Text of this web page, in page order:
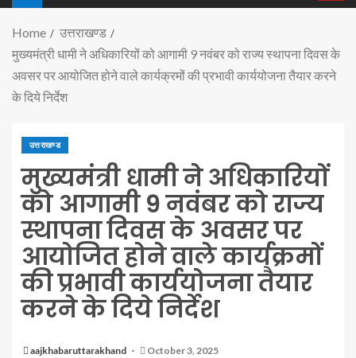
Home
उत्तराखण्ड
मुख्यमंत्री धामी ने अधिकारियों को आगामी 9 नवंबर को राज्य स्थापना दिवस के
अवसर पर आयोजित होने वाले कार्यक्रमों की प्रभावी कार्ययोजना तैयार करने
के दिये निर्देश
उत्तराखण्ड
मुख्यमंत्री धामी ने अधिकारियों
को आगामी 9 नवंबर को राज्य
स्थापना दिवस के अवसर पर
आयोजित होने वाले कार्यक्रमों
की प्रभावी कार्ययोजना तैयार
करने के दिये निर्देश
aajkhabaruttarakhand October 3, 2025